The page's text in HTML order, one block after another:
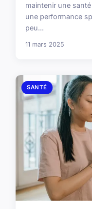
maintenir une
une performance
peu...
11 mars 2025
SANTÉ